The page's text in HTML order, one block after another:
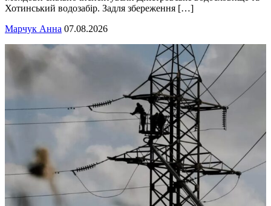
Хотинський водозабір. Задля збереження […]
Марчук Анна 07.08.2026